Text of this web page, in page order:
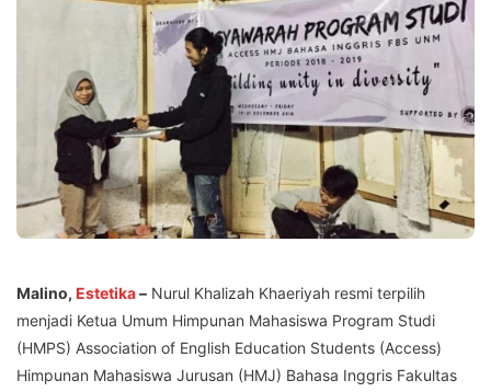
Malino, Estetika– Nurul Khalizah Khaeriyah resmi terpilih
menjadi Ketua Umum Himpunan Mahasiswa Program Studi
(HMPS) Association of English Education Students (Access)
Himpunan Mahasiswa Jurusan (HMJ) Bahasa Inggris Fakultas